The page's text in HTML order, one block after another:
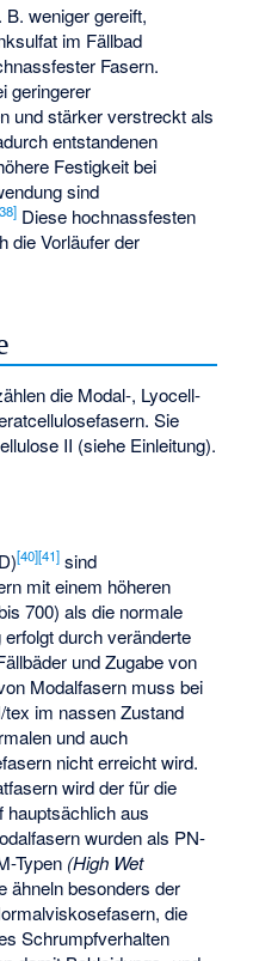
weniger gereift,
im Fällbad
Fasern.
geringerer
und stärker verstreckt als
entstandenen
Festigkeit bei
sind
38] Diese hochnassfesten
die Vorläufer der
die Modal-, Lyocell-
Sie
II (siehe Einleitung).
[40][41] sind
mit einem höheren
700) als die normale
durch veränderte
und Zugabe von
Modalfasern muss bei
im nassen Zustand
und auch
nicht erreicht wird.
wird der für die
hauptsächlich aus
wurden als PN-
Typen (High Wet
ähneln besonders der
die
Schrumpfverhalten